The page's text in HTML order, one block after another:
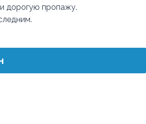
дорогую пропажу.